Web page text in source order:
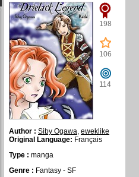
198
106
114
Author : Siby Ogawa, eweklike
Original Language: Français
Type : manga
Genre : Fantasy - SF